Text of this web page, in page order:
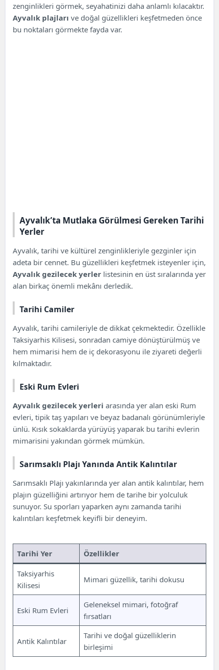
zenginlikleri görmek, seyahatinizi daha anlamlı kılacaktır.
Ayvalık plajları ve doğal güzellikleri keşfetmeden önce
bu noktaları görmekte fayda var.
Ayvalık’ta Mutlaka Görülmesi Gereken Tarihi
Yerler
Ayvalık, tarihi ve kültürel zenginlikleriyle gezginler için
adeta bir cennet. Bu güzellikleri keşfetmek isteyenler için,
Ayvalık gezilecek yerler listesinin en üst sıralarında yer
alan birkaç önemli mekânı derledik.
Tarihi Camiler
Ayvalık, tarihi camileriyle de dikkat çekmektedir. Özellikle
Taksiyarhis Kilisesi, sonradan camiye dönüştürülmüş ve
hem mimarisi hem de iç dekorasyonu ile ziyareti değerli
kılmaktadır.
Eski Rum Evleri
Ayvalık gezilecek yerleri arasında yer alan eski Rum
evleri, tipik taş yapıları ve beyaz badanalı görünümleriyle
ünlü. Kısık sokaklarda yürüyüş yaparak bu tarihi evlerin
mimarisini yakından görmek mümkün.
Sarımsaklı Plajı Yanında Antik Kalıntılar
Sarımsaklı Plajı yakınlarında yer alan antik kalıntılar, hem
plajın güzelliğini artırıyor hem de tarihe bir yolculuk
sunuyor. Su sporları yaparken aynı zamanda tarihi
kalıntıları keşfetmek keyifli bir deneyim.
Tarihi Yer Özellikler
Taksiyarhis
Kilisesi
Mimari güzellik, tarihi dokusu
Eski Rum Evleri
Geleneksel mimari, fotoğraf
fırsatları
Antik Kalıntılar
Tarihi ve doğal güzelliklerin
birleşimi